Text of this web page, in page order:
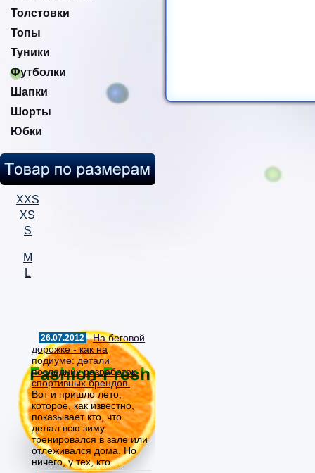
Толстовки
Топы
Туники
Футболки
Шапки
Шорты
Юбки
XXS
XS
S
M
L
26.07.2012 -На беговой
дорожке - как на
подиуме: детали
последних разработок
спортивных брендов.
Вот и пришло лето,
которое, как известно,
показывает кто, что
делал всю зиму:
тренировался в зале или
отлеживался дома. Но
ничего, у тех, кто ...